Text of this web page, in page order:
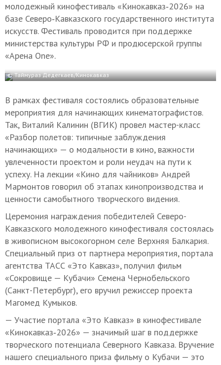
молодежный кинофестиваль «Кинокавказ‑2026» на
базе Северо‑Кавказского государственного института
искусств. Фестиваль проводится при поддержке
министерства культуры РФ и продюсерской группы
«Арена One».
© Таймураз Дедегкаев/Кинокавказ
В рамках фестиваля состоялись образовательные
мероприятия для начинающих кинематографистов.
Так, Виталий Калинин (ВГИК) провел мастер-класс
«Разбор полетов: типичные заблуждения
начинающих» — о модальности в кино, важности
увлеченности проектом и роли неудач на пути к
успеху. На лекции «Кино для чайников» Андрей
Мармонтов говорил об этапах кинопроизводства и
ценности самобытного творческого видения.
Церемония награждения победителей Северо-
Кавказского молодежного кинофестиваля состоялась
в живописном высокогорном селе Верхняя Балкария.
Специальный приз от партнера мероприятия, портала
агентства ТАСС «Это Кавказ», получил фильм
«Сокровище — Кубачи» Семена Чернобельского
(Санкт-Петербург), его вручил режиссер проекта
Магомед Кумыков.
— Участие портала «Это Кавказ» в кинофестивале
«Кинокавказ‑2026» — значимый шаг в поддержке
творческого потенциала Северного Кавказа. Вручение
нашего специального приза фильму о Кубачи — это